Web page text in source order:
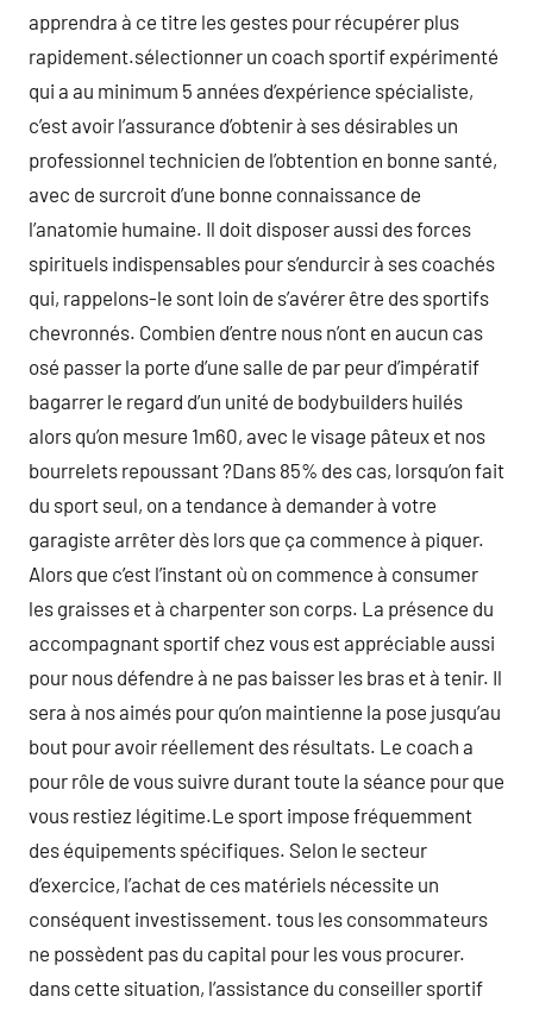
apprendra à ce titre les gestes pour récupérer plus
rapidement.sélectionner un coach sportif expérimenté
qui a au minimum 5 années d’expérience spécialiste,
c’est avoir l’assurance d’obtenir à ses désirables un
professionnel technicien de l’obtention en bonne santé,
avec de surcroit d’une bonne connaissance de
l’anatomie humaine. Il doit disposer aussi des forces
spirituels indispensables pour s’endurcir à ses coachés
qui, rappelons-le sont loin de s’avérer être des sportifs
chevronnés. Combien d’entre nous n’ont en aucun cas
osé passer la porte d’une salle de par peur d’impératif
bagarrer le regard d’un unité de bodybuilders huilés
alors qu’on mesure 1m60, avec le visage pâteux et nos
bourrelets repoussant ?Dans 85% des cas, lorsqu’on fait
du sport seul, on a tendance à demander à votre
garagiste arrêter dès lors que ça commence à piquer.
Alors que c’est l’instant où on commence à consumer
les graisses et à charpenter son corps. La présence du
accompagnant sportif chez vous est appréciable aussi
pour nous défendre à ne pas baisser les bras et à tenir. Il
sera à nos aimés pour qu’on maintienne la pose jusqu’au
bout pour avoir réellement des résultats. Le coach a
pour rôle de vous suivre durant toute la séance pour que
vous restiez légitime.Le sport impose fréquemment
des équipements spécifiques. Selon le secteur
d’exercice, l’achat de ces matériels nécessite un
conséquent investissement. tous les consommateurs
ne possèdent pas du capital pour les vous procurer.
dans cette situation, l’assistance du conseiller sportif